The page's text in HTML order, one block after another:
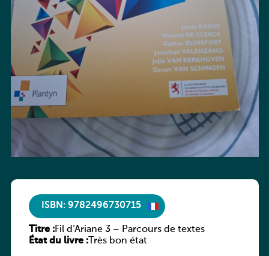
ISBN: 9782496730715
Titre :Fil d’Ariane 3 – Parcours de textes
État du livre :Très bon état